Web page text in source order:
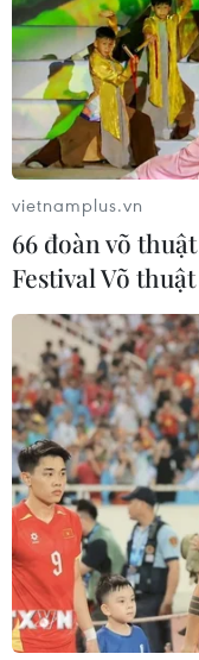
vietnamplus.vn
66 đoàn võ
Festival Võ